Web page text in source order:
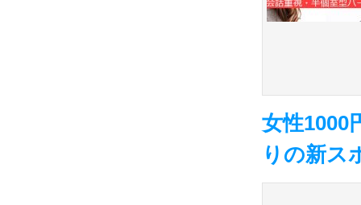
女性1000
りの新ス